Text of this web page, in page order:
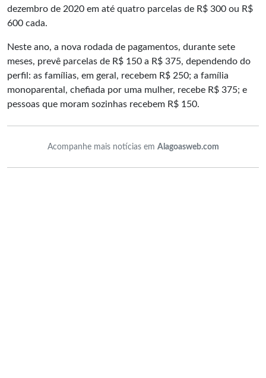
dezembro de 2020 em até quatro parcelas de R$ 300 ou R$
600 cada.
Neste ano, a nova rodada de pagamentos, durante sete
meses, prevê parcelas de R$ 150 a R$ 375, dependendo do
perfil: as famílias, em geral, recebem R$ 250; a família
monoparental, chefiada por uma mulher, recebe R$ 375; e
pessoas que moram sozinhas recebem R$ 150.
Acompanhe mais notícias em Alagoasweb.com